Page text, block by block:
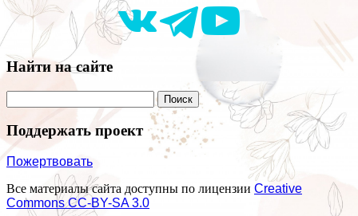
Найти на сайте
Поддержать проект
Пожертвовать
Все материалы сайта доступны по лицензии Creative
Commons СС-BY-SA 3.0